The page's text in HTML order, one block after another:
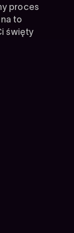
proces
to
święty